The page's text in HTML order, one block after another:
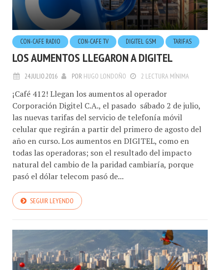
CON-CAFE RADIO CON-CAFE TV DIGITEL GSM TARIFAS
LOS AUMENTOS LLEGARON A DIGITEL
24.JULIO.2016 POR HUGO LONDOÑO 2 LECTURA MÍNIMA
¡Café 412! Llegan los aumentos al operador
Corporación Digitel C.A., el pasado sábado 2 de julio,
las nuevas tarifas del servicio de telefonía móvil
celular que regirán a partir del primero de agosto del
año en curso. Los aumentos en DIGITEL, como en
todas las operadoras; son el resultado del impacto
natural del cambio de la paridad cambiaría, porque
pasó el dólar telecom pasó de...
SEGUIR LEYENDO